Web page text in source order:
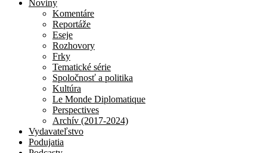
Noviny
Komentáre
Reportáže
Eseje
Rozhovory
Frky
Tematické série
Spoločnosť a politika
Kultúra
Le Monde Diplomatique
Perspectives
Archív (2017-2024)
Vydavateľstvo
Podujatia